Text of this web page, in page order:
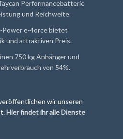
Performancebatterie
und Reichweite.
Power e-4orce bietet
und attraktiven Preis.
750 kg Anhänger und
von 54%.
wir unseren
Hier findet ihr alle Dienste